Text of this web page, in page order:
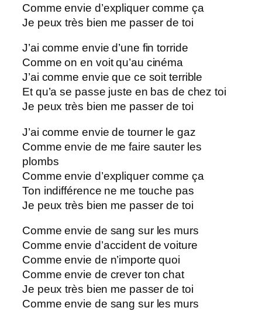
Comme envie d’expliquer comme ça
Je peux très bien me passer de toi
J’ai comme envie d’une fin torride
Comme on en voit qu’au cinéma
J’ai comme envie que ce soit terrible
Et qu’a se passe juste en bas de chez toi
Je peux très bien me passer de toi
J’ai comme envie de tourner le gaz
Comme envie de me faire sauter les
plombs
Comme envie d’expliquer comme ça
Ton indifférence ne me touche pas
Je peux très bien me passer de toi
Comme envie de sang sur les murs
Comme envie d’accident de voiture
Comme envie de n’importe quoi
Comme envie de crever ton chat
Je peux très bien me passer de toi
Comme envie de sang sur les murs